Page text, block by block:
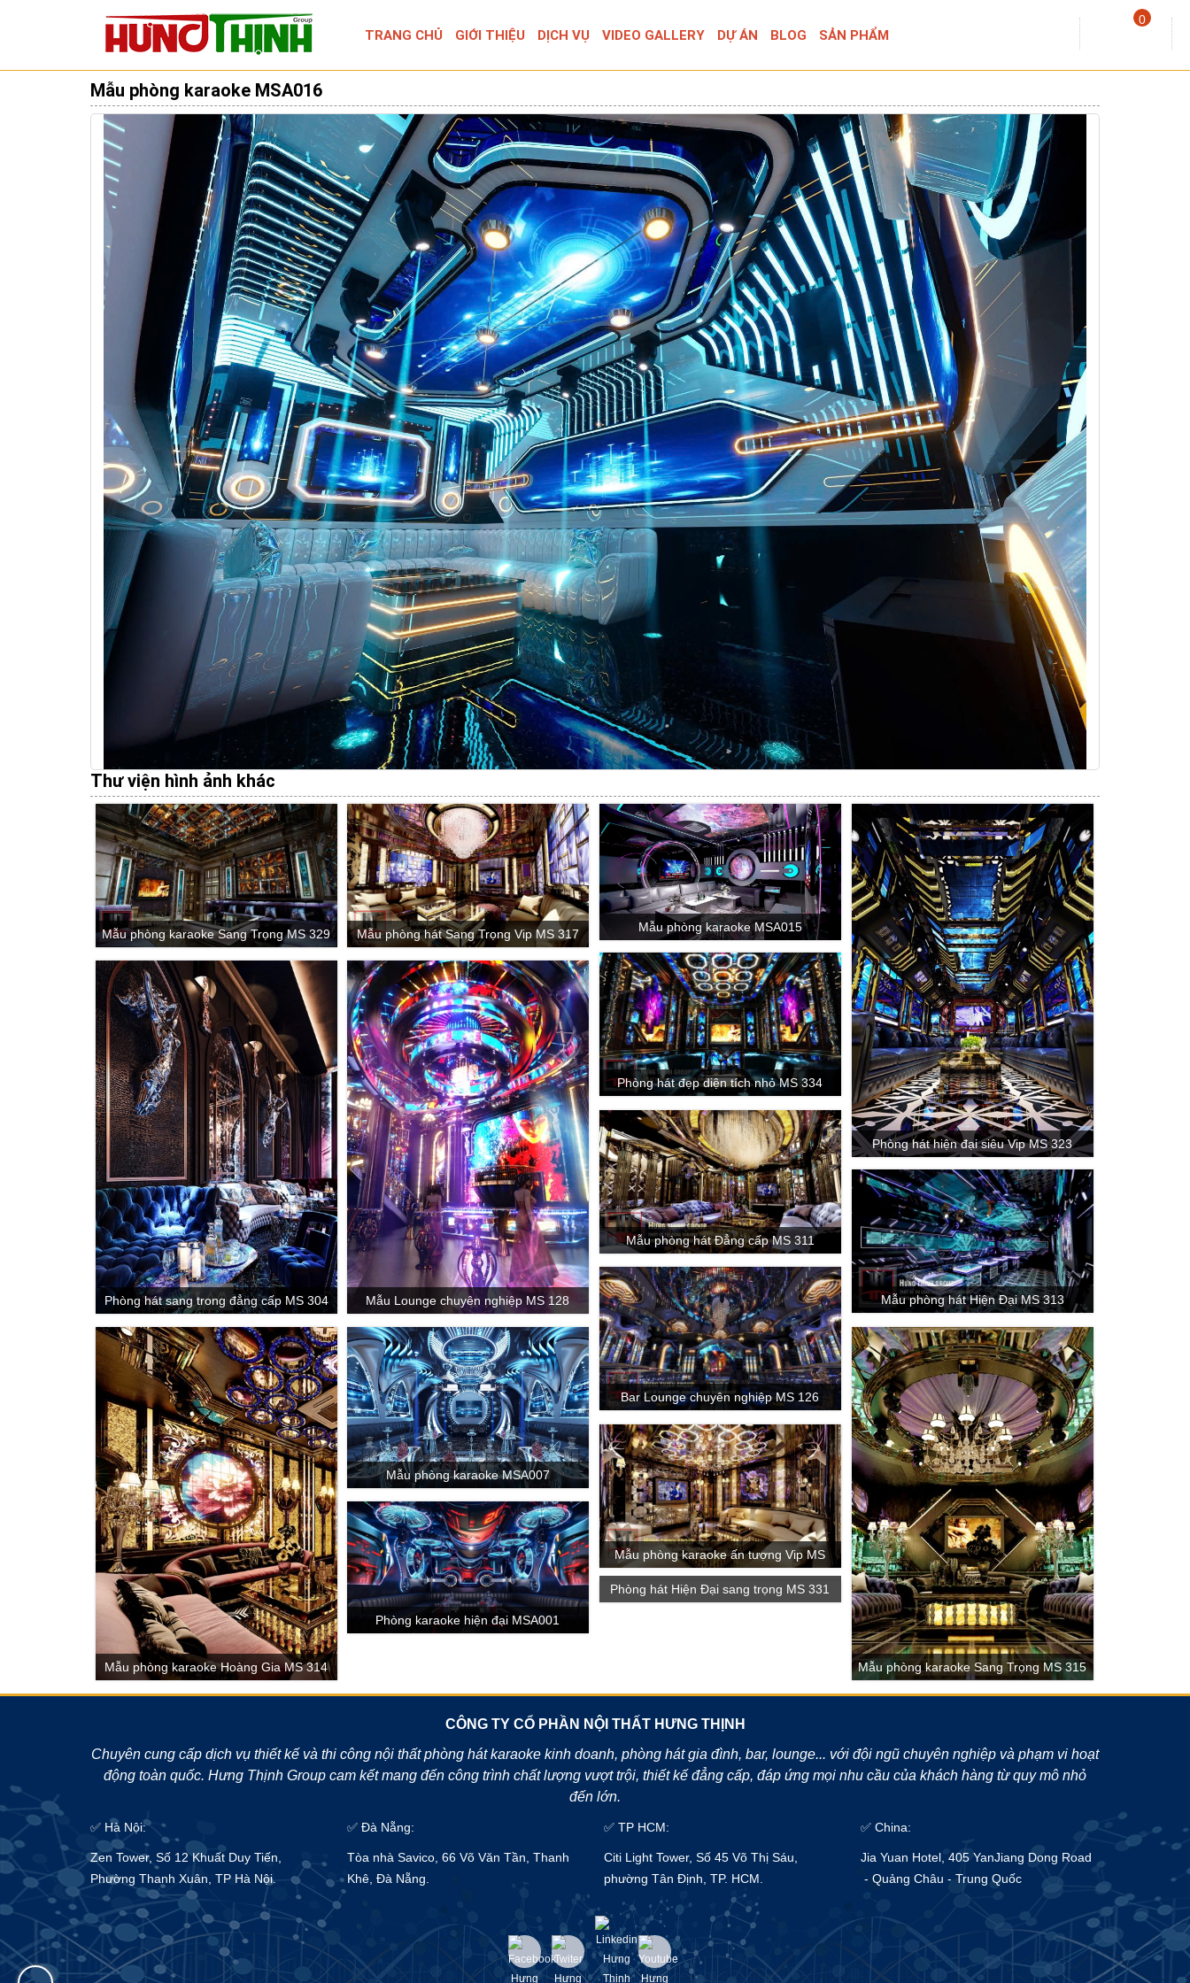
TRANG CHỦ GIỚI THIỆU DỊCH VỤ VIDEO GALLERY DỰ ÁN BLOG SẢN PHẨM
0
Mẫu phòng karaoke MSA016
Thư viện hình ảnh khác
Mẫu phòng karaoke Sang Trọng MS 329 Mẫu phòng hát Sang Trọng Vip MS 317
Mẫu phòng karaoke MSA015
Phòng hát hiện đại siêu Vip MS 323
Phòng hát đẹp diện tích nhỏ MS 334
Phòng hát sang trong đẳng cấp MS 304 Mẫu Lounge chuyên nghiệp MS 128
Mẫu phòng hát Đẳng cấp MS 311
Mẫu phòng hát Hiện Đại MS 313
Bar Lounge chuyên nghiệp MS 126
Mẫu phòng karaoke Hoàng Gia MS 314
Mẫu phòng karaoke MSA007
Mẫu phòng karaoke Sang Trọng MS 315
Mẫu phòng karaoke ấn tượng Vip MS
308
Phòng karaoke hiện đại MSA001
Phòng hát Hiện Đại sang trọng MS 331
CÔNG TY CỔ PHẦN NỘI THẤT HƯNG THỊNH
Chuyên cung cấp dịch vụ thiết kế và thi công nội thất phòng hát karaoke kinh doanh, phòng hát gia đình, bar, lounge... với đội ngũ chuyên nghiệp và phạm vi hoạt
động toàn quốc. Hưng Thịnh Group cam kết mang đến công trình chất lượng vượt trội, thiết kế đẳng cấp, đáp ứng mọi nhu cầu của khách hàng từ quy mô nhỏ
đến lớn.
✅ Hà Nội:
Zen Tower, Số 12 Khuất Duy Tiến,
Phường Thanh Xuân, TP Hà Nội.
✅ Đà Nẵng:
Tòa nhà Savico, 66 Võ Văn Tần, Thanh
Khê, Đà Nẵng.
✅ TP HCM:
Citi Light Tower, Số 45 Võ Thị Sáu,
phường Tân Định, TP. HCM.
✅ China:
Jia Yuan Hotel, 405 YanJiang Dong Road
- Quảng Châu - Trung Quốc